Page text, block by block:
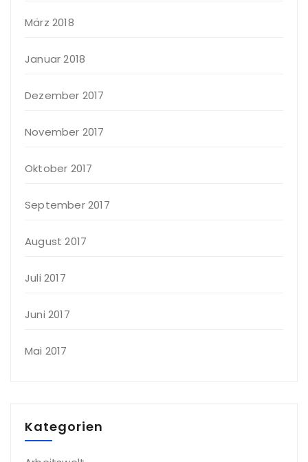
März 2018
Januar 2018
Dezember 2017
November 2017
Oktober 2017
September 2017
August 2017
Juli 2017
Juni 2017
Mai 2017
Kategorien